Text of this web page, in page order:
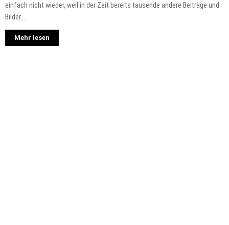
einfach nicht wieder, weil in der Zeit bereits tausende andere Beiträge und
Bilder...
Mehr lesen